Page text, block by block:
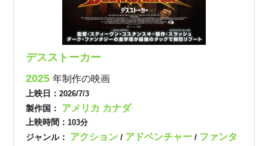
デスストーカー
2025年制作の映画
上映日：2026/7/3
製作国： アメリカ カナダ
上映時間：103分
ジャンル： アクション/ アドベンチャー/ ファンタ